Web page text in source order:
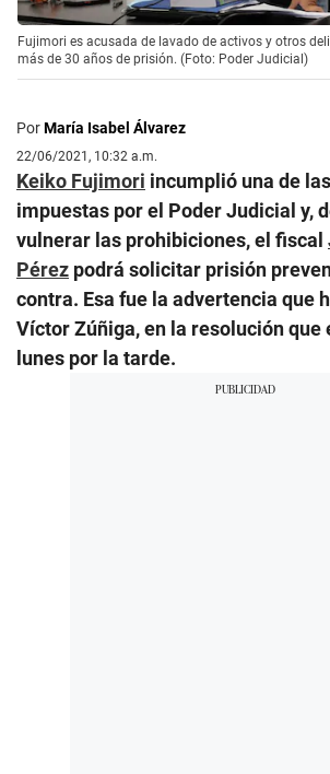
Fujimori es acusada de lavado de activos y otros
más de 30 años de prisión. (Foto: Poder Judicial)
PorMaría Isabel Álvarez
22/06/2021, 10:32 a.m.
Keiko Fujimori incumplió una de
impuestas por el Poder Judicial y,
vulnerar las prohibiciones, el fiscal
Pérez podrá solicitar prisión
contra. Esa fue la advertencia que
Víctor Zúñiga, en la resolución que
lunes por la tarde.